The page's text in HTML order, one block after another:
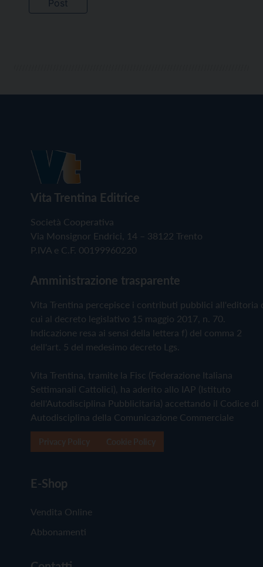
Vita Trentina Editrice
Società Cooperativa
Via Monsignor Endrici, 14 – 38122 Trento
P.IVA e C.F. 00199960220
Amministrazione trasparente
Vita Trentina percepisce i contributi pubblici all'editoria
cui al decreto legislativo 15 maggio 2017, n. 70.
Indicazione resa ai sensi della lettera f) del comma 2
dell'art. 5 del medesimo decreto Lgs.
Vita Trentina, tramite la Fisc (Federazione Italiana
Settimanali Cattolici), ha aderito allo IAP (Istituto
dell'Autodisciplina Pubblicitaria) accettando il Codice di
Autodisciplina della Comunicazione Commerciale
E-Shop
Vendita Online
Abbonamenti